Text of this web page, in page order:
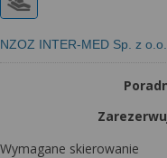
NZOZ INTER-MED Sp. z
Wymagane skierowanie